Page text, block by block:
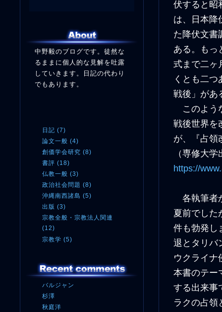
中野毅のブログです。徒然な
るままに個人的な見解を吐露
していきます。日記の代わり
でもあります。
日記 (7)
論文一般 (4)
創価学会研究 (8)
書評 (18)
仏教一般 (3)
政治社会問題 (8)
沖縄南西諸島 (5)
出版 (3)
宗教全般・宗教法人関連
(12)
宗教学 (5)
バルジャン
杉澤
秋庭洋
伏すると昭
は、日本降
た降伏文書
ある。もっ
式まで二ヶ
くとも二
戦後」があ
このよう
戦後世界を
が、『占
（専修大
https://
各執筆者
夏前でした
件も勃発し
退とタリバ
ウクライナ
本書のテー
する出来事
ラクの占領